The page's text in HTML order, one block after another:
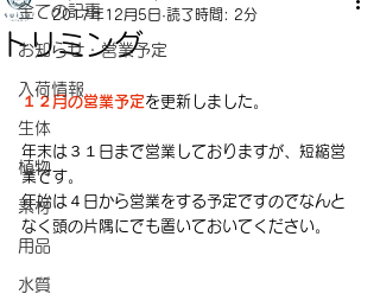
全ての記事
お知らせ・営業予定
入荷情報
生体
植物
素材
用品
水質
トリミング
2017年12月5日 読了時間: 2分
１２月の営業予定を更新しました。
年末は３１日まで営業しておりますが、短縮営
業です。
年始は４日から営業をする予定ですのでなんと
なく頭の片隅にでも置いておいてください。